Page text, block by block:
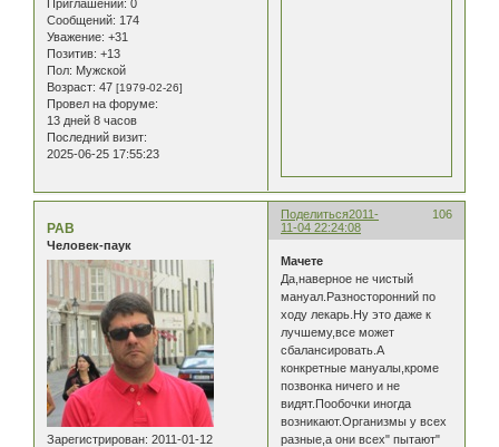
Приглашений: 0
Сообщений: 174
Уважение: +31
Позитив: +13
Пол: Мужской
Возраст: 47 [1979-02-26]
Провел на форуме:
13 дней 8 часов
Последний визит:
2025-06-25 17:55:23
Поделиться 106
2011-
11-04 22:24:08
РАВ
Человек-паук
Зарегистрирован: 2011-01-12
Мачете
Да,наверное не чистый
мануал.Разносторонний по
ходу лекарь.Ну это даже к
лучшему,все может
сбалансировать.А
конкретные мануалы,кроме
позвонка ничего и не
видят.Пообочки иногда
возникают.Организмы у всех
разные,а они всех" пытают"